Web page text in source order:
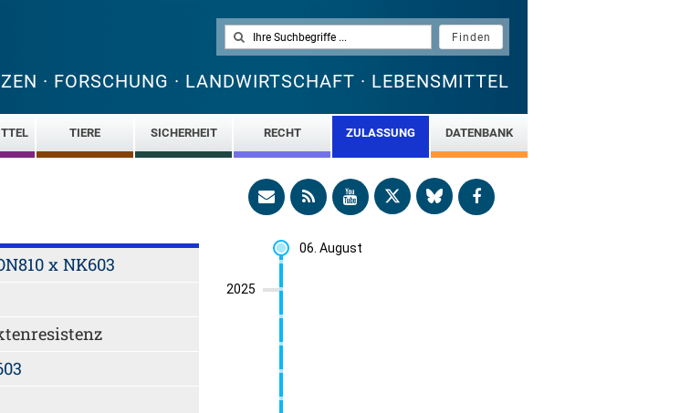
· FORSCHUNG · LANDWIRTSCHAFT · LEBENSMITTEL
TIERE SICHERHEIT RECHT ZULASSUNG DATENBANK
x NK603